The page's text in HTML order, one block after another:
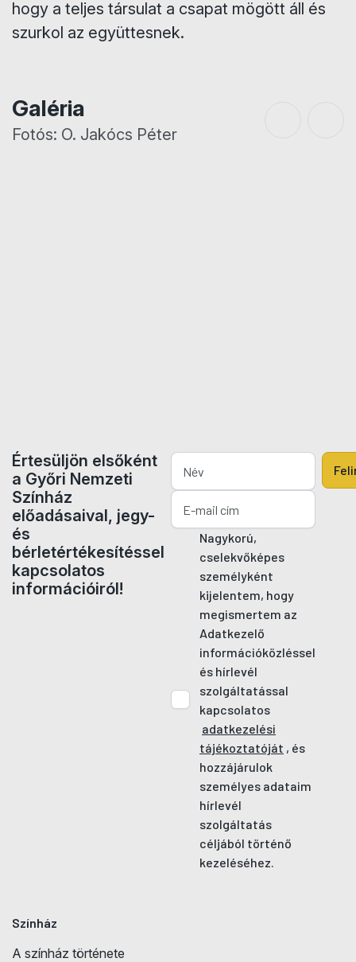
hogy a teljes társulat a csapat mögött áll és
szurkol az együttesnek.
Galéria
Fotós: O. Jakócs Péter
Értesüljön elsőként
a Győri Nemzeti
Színház
előadásaival, jegy-
és
bérletértékesítéssel
kapcsolatos
információiról!
Nagykorú,
cselekvőképes
személyként
kijelentem, hogy
megismertem az
Adatkezelő
információközléssel
és hírlevél
szolgáltatással
kapcsolatos
adatkezelési
tájékoztatóját , és
hozzájárulok
személyes adataim
hírlevél
szolgáltatás
céljából történő
kezeléséhez.
Színház
A színház története